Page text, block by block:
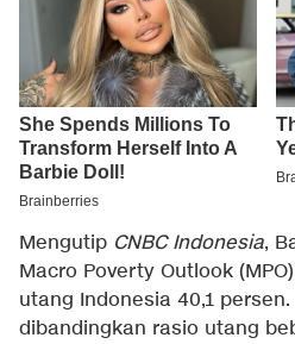
Mengutip CNBC Indonesia,
Macro Poverty Outlook
utang Indonesia 40,1
dibandingkan rasio utang